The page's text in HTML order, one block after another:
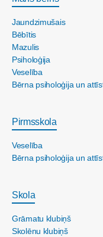
Jaundzimušais
Bēbītis
Mazulis
Psiholoģija
Veselība
Bērna psiholoģija un
Pirmsskola
Veselība
Bērna psiholoģija un
Skola
Grāmatu klubiņš
Skolēnu klubiņš